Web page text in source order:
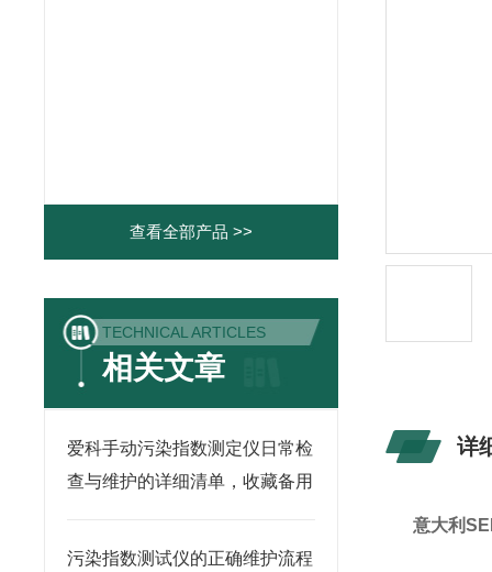
查看全部产品 >>
TECHNICAL ARTICLES
相关文章
爱科手动污染指数测定仪日常检
查与维护的详细清单，收藏备用
污染指数测试仪的正确维护流程
详
意大利